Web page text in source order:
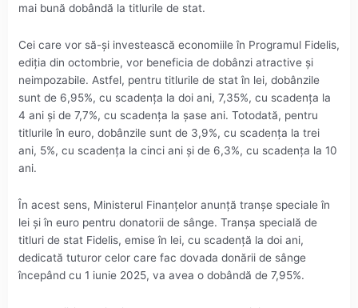
mai bună dobândă la titlurile de stat.
Cei care vor să-şi investească economiile în Programul Fidelis,
ediţia din octombrie, vor beneficia de dobânzi atractive şi
neimpozabile. Astfel, pentru titlurile de stat în lei, dobânzile
sunt de 6,95%, cu scadenţa la doi ani, 7,35%, cu scadenţa la
4 ani şi de 7,7%, cu scadenţa la şase ani. Totodată, pentru
titlurile în euro, dobânzile sunt de 3,9%, cu scadenţa la trei
ani, 5%, cu scadenţa la cinci ani şi de 6,3%, cu scadenţa la 10
ani.
În acest sens, Ministerul Finanţelor anunţă tranşe speciale în
lei şi în euro pentru donatorii de sânge. Tranşa specială de
titluri de stat Fidelis, emise în lei, cu scadenţă la doi ani,
dedicată tuturor celor care fac dovada donării de sânge
începând cu 1 iunie 2025, va avea o dobândă de 7,95%.